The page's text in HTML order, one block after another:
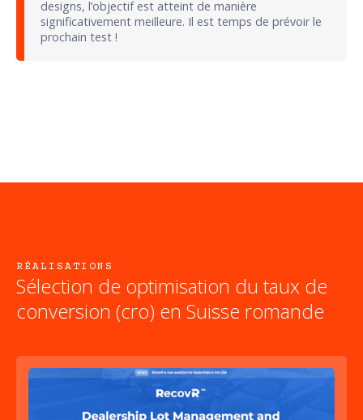
designs, l’objectif est atteint de manière
significativement meilleure. Il est temps de prévoir le
prochain test !
RÉALISATIONS
Sélection de optimisation du taux de
conversion (cro) en Suisse romande